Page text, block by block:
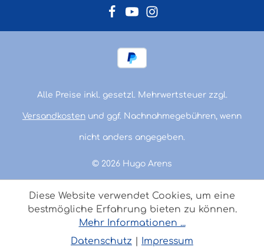
© 2026 Hugo Arens
Alle Preise inkl. gesetzl. Mehrwertsteuer zzgl.
Versandkosten und ggf. Nachnahmegebühren, wenn
nicht anders angegeben.
Diese Website verwendet Cookies, um eine
bestmögliche Erfahrung bieten zu können.
Mehr Informationen ...
Datenschutz
Impressum